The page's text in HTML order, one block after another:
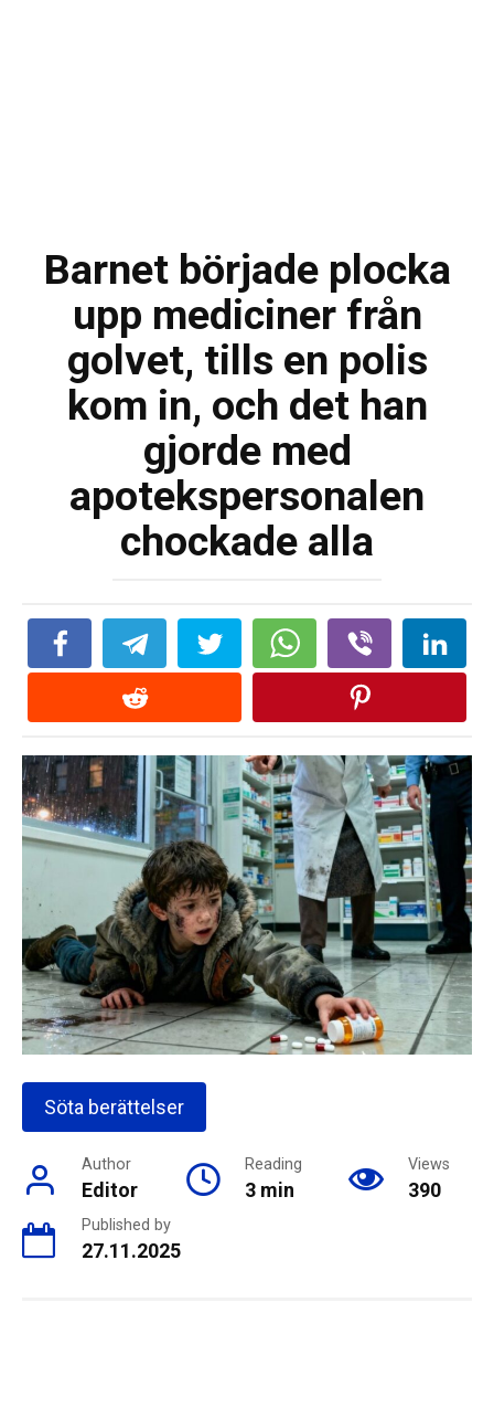
Barnet började plocka
upp mediciner från
golvet, tills en polis
kom in, och det han
gjorde med
apotekspersonalen
chockade alla
Söta berättelser
Author
Editor
Reading
3 min
Views
390
Published by
27.11.2025